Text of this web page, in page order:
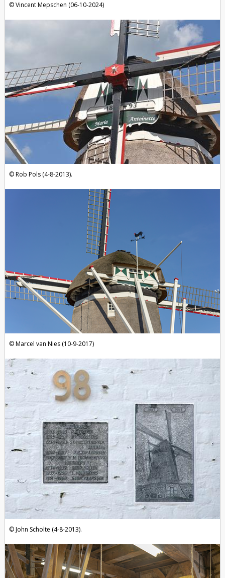
Vincent Mepschen (06-10-2024)
Rob Pols (4-8-2013).
Marcel van Nies (10-9-2017)
John Scholte (4-8-2013).